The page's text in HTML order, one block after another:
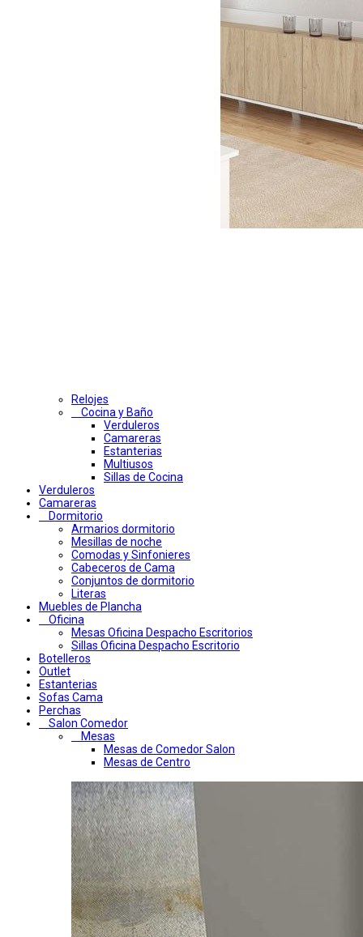
Relojes
Cocina y Baño
Verduleros
Camareras
Estanterias
Multiusos
Sillas de Cocina
Verduleros
Camareras
Dormitorio
Armarios dormitorio
Mesillas de noche
Comodas y Sinfonieres
Cabeceros de Cama
Conjuntos de dormitorio
Literas
Muebles de Plancha
Oficina
Mesas Oficina Despacho Escritorios
Sillas Oficina Despacho Escritorio
Botelleros
Outlet
Estanterias
Sofas Cama
Perchas
Salon Comedor
Mesas
Mesas de Comedor Salon
Mesas de Centro